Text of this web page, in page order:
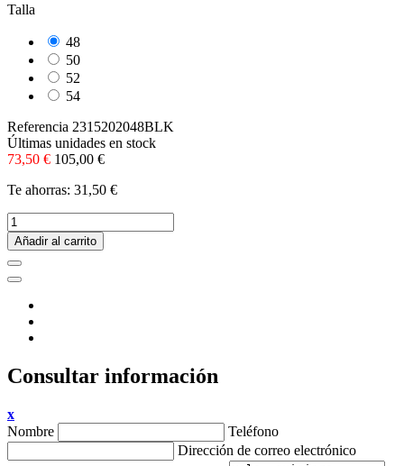
Talla
48
50
52
54
Referencia 2315202048BLK
Últimas unidades en stock
73,50 € 105,00 €
Te ahorras: 31,50 €
Añadir al carrito
Consultar información
x
Nombre
Teléfono
Dirección de correo electrónico